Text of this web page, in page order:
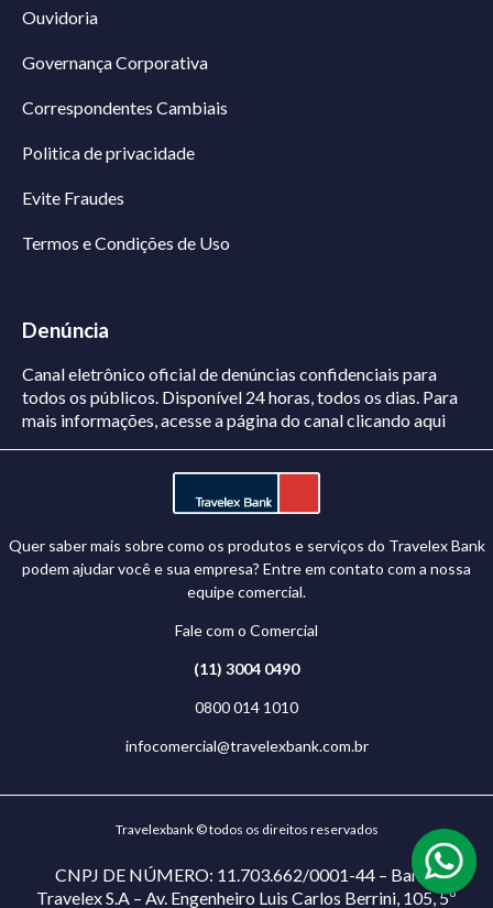
Ouvidoria
Governança Corporativa
Correspondentes Cambiais
Politica de privacidade
Evite Fraudes
Termos e Condições de Uso
Denúncia
Canal eletrônico oficial de denúncias confidenciais para
todos os públicos. Disponível 24 horas, todos os dias. Para
mais informações, acesse a página do canalclicando aqui
Quer saber mais sobre como os produtos e serviços do Travelex Bank
podem ajudar você e sua empresa? Entre em contato com a nossa
equipe comercial.
Fale com o Comercial
(11) 3004 0490
0800 014 1010
infocomercial@travelexbank.com.br
Travelexbank © todos os direitos reservados
CNPJ DE NÚMERO: 11.703.662/0001-44 – Banco
Travelex S.A – Av. Engenheiro Luis Carlos Berrini, 105, 5º